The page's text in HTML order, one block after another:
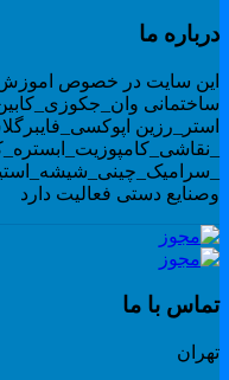
ما
سایت در خصوص اموزش
دستی فعالیت دارد
با ما